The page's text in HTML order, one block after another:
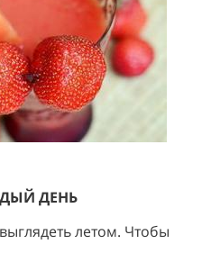
ДЕНЬ
летом. Чтобы